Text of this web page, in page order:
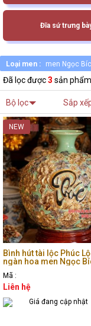
Đĩa sứ trưng
Loại men : men Ngọc
Đã lọc được3 sản phẩm
Bộ lọc Sắp
Bình hút tài lộc Phúc
ngàn hoa men Ngọc
Mã :
Liên hệ
NEW
Giá đang cập nhật